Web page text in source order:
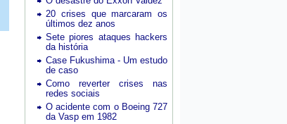
20 crises que marcaram os
últimos dez anos
Sete piores ataques hackers
da história
Case Fukushima - Um estudo
de caso
Como reverter crises nas
redes sociais
O acidente com o Boeing 727
da Vasp em 1982